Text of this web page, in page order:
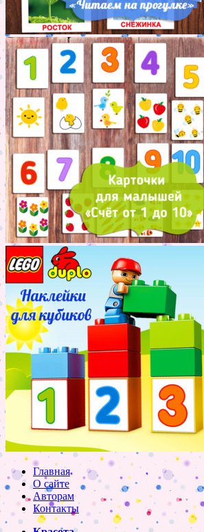
Главная
О сайте
Авторам
Контакты